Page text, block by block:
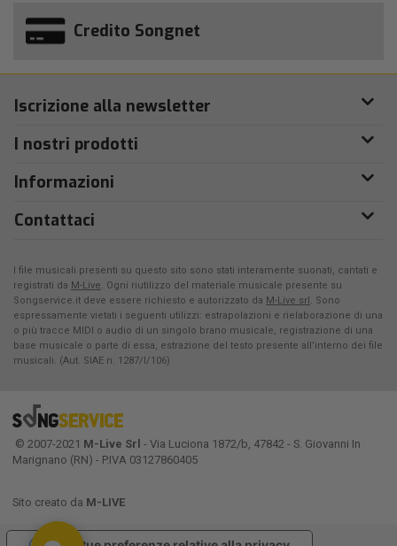
Credito Songnet
Iscrizione alla newsletter
I nostri prodotti
Informazioni
Contattaci
I file musicali presenti su questo sito sono stati interamente suonati, cantati e
registrati da M-Live. Ogni riutilizzo del materiale musicale presente su
Songservice.it deve essere richiesto e autorizzato da M-Live srl. Sono
espressamente vietati i seguenti utilizzi: estrapolazioni e rielaborazione di una
o più tracce MIDI o audio di un singolo brano musicale, registrazione di una
base musicale o parte di essa, estrazione del testo presente all'interno dei file
musicali. (Aut. SIAE n. 1287/I/106)
© 2007-2021 M-Live Srl - Via Luciona 1872/b, 47842 - S. Giovanni In
Marignano (RN) - P.IVA 03127860405
Sito creato da M-LIVE